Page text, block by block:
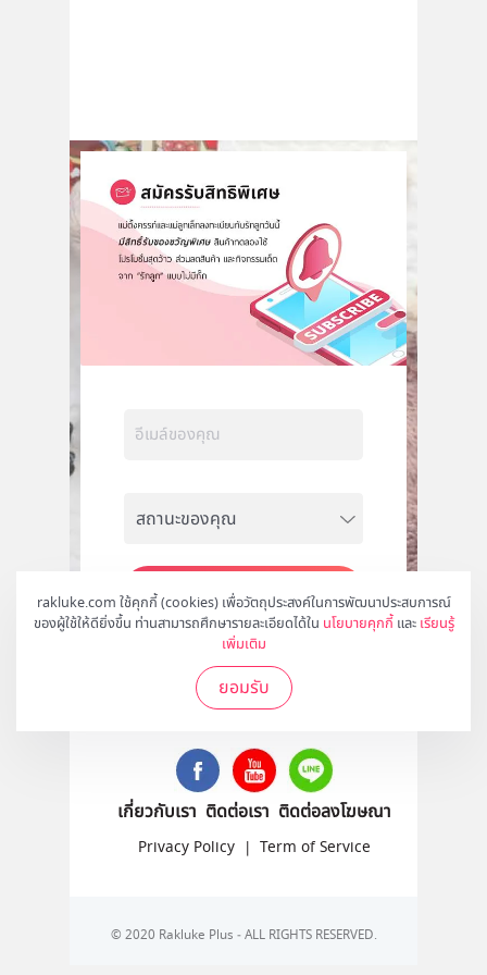
rakluke.com ใช้คุกกี้ (cookies) เพื่อวัตถุประสงค์ในการพัฒนาประสบการณ์
ของผู้ใช้ให้ดียิ่งขึ้น ท่านสามารถศึกษารายละเอียดได้ใน นโยบายคุกกี้ และ เรียนรู้
เพิ่มเติม
ยอมรับ
สมัคร
ติดตามเราได้ที่
เกี่ยวกับเรา ติดต่อเรา ติดต่อลงโฆษณา
Privacy Policy | Term of Service
© 2020 Rakluke Plus - ALL RIGHTS RESERVED.